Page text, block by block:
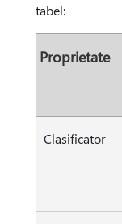
tabel:
Proprietate
Clasificator